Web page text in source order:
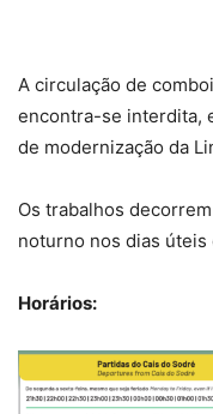
A circulação de
encontra-se interdita,
de modernização da
Os trabalhos
noturno nos dias úteis
Horários: